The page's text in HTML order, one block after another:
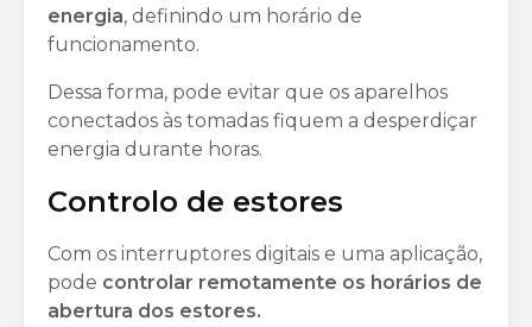
energia, definindo um horário de
funcionamento.
Dessa forma, pode evitar que os aparelhos
conectados às tomadas fiquem a desperdiçar
energia durante horas.
Controlo de estores
Com os interruptores digitais e uma aplicação,
pode controlar remotamente os horários de
abertura dos estores.